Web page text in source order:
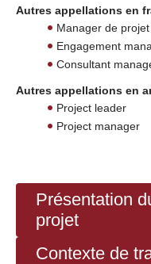
Autres appellations en
Manager de projet
Engagement
Consultant
Autres appellations en
Project leader
Project manager
Présentation
projet
Contexte de